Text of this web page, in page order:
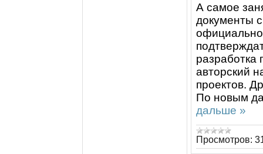
А самое
документы
разработка
авторский
проектов.
По новым
дальше »
Просмотров: